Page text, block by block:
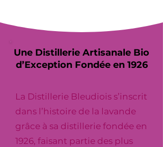
Une Distillerie Artisanale Bio
d’Exception Fondée en 1926
La Distillerie Bleudiois s’inscrit
dans l’histoire de la lavande
grâce à sa distillerie fondée en
1926, faisant partie des plus